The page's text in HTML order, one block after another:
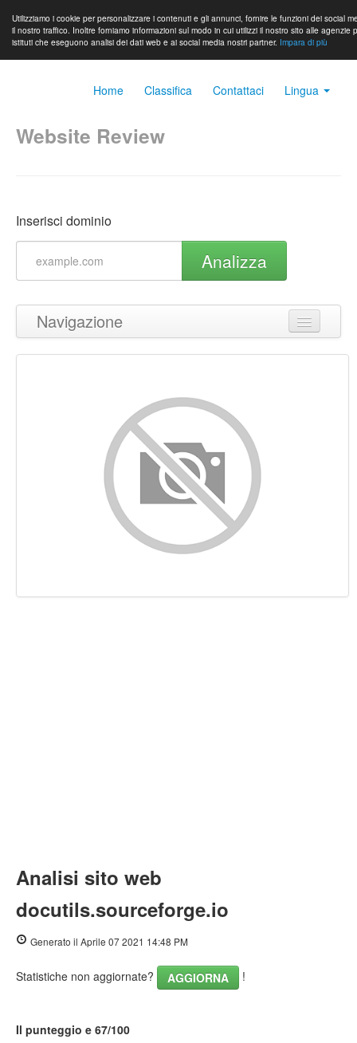
Utilizziamo i cookie per personalizzare i contenuti e gli annunci, fornire le funzioni dei social
il nostro traffico. Inoltre forniamo informazioni sul modo in cui utilizzi il nostro sito alle agenzie
istituti che eseguono analisi dei dati web e ai social media nostri partner. Impara di più
Home Classifica Contattaci Lingua
Website Review
Inserisci dominio
Analizza
Navigazione
Torna in cima
Keywords
Usabilita
Documento
Analisi sito web
docutils.sourceforge.io
Generato il Aprile 07 2021 14:48 PM
Statistiche non aggiornate? AGGIORNA !
Il punteggio e 67/100